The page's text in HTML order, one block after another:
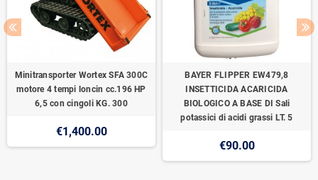
Minitransporter Wortex SFA 300C
motore 4 tempi loncin cc.196 HP
6,5 con cingoli KG. 300
€1,400.00
BAYER FLIPPER EW479,8
INSETTICIDA ACARICIDA
BIOLOGICO A BASE DI Sali
potassici di acidi grassi LT. 5
€90.00